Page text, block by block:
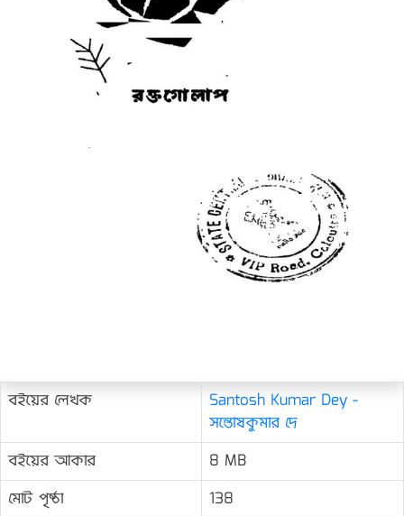
বইয়ের লেখক
Santosh Kumar Dey -
সন্তোষকুমার দে
বইয়ের আকার
8 MB
মোট পৃষ্ঠা
138